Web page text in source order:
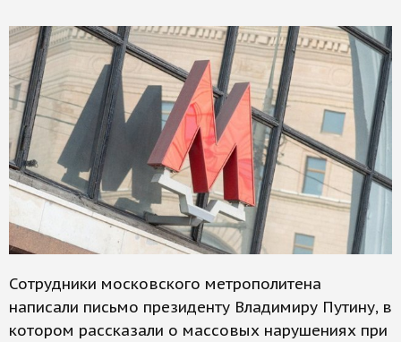
Сотрудники московского метрополитена
написали письмо президенту Владимиру Путину, в
котором рассказали о массовых нарушениях при